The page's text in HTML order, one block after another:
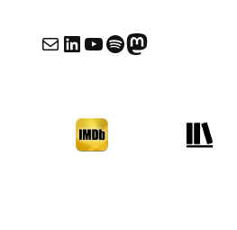
E-mail LinkedIn YouTube Spotify Mastodon